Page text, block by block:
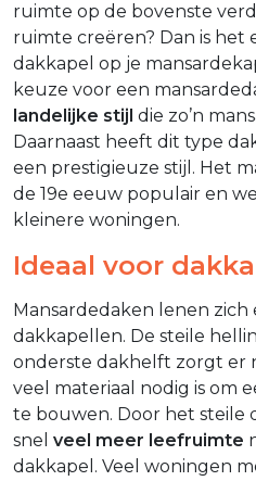
ruimte op de bovenste
ruimte creëren? Dan is het
dakkapel op je
keuze voor een
landelijke stijl die zo’n
Daarnaast heeft dit type
een prestigieuze stijl. Het
de 19e eeuw populair en
kleinere woningen.
Ideaal voor
Mansardedaken lenen zich
dakkapellen. De steile
onderste dakhelft zorgt er
veel materiaal nodig is om
te bouwen. Door het steile
snel veel meer leefruimte
dakkapel. Veel woningen